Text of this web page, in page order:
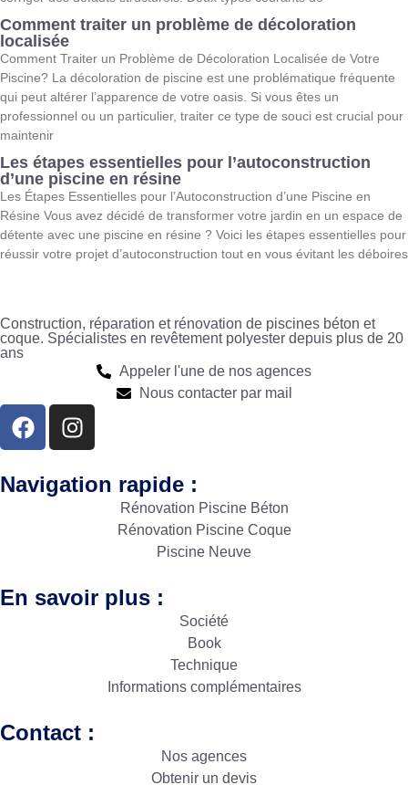
Comment traiter un problème de décoloration
localisée
Comment Traiter un Problème de Décoloration Localisée de Votre
Piscine? La décoloration de piscine est une problématique fréquente
qui peut altérer l’apparence de votre oasis. Si vous êtes un
professionnel ou un particulier, traiter ce type de souci est crucial pour
maintenir
Les étapes essentielles pour l’autoconstruction
d’une piscine en résine
Les Étapes Essentielles pour l’Autoconstruction d’une Piscine en
Résine Vous avez décidé de transformer votre jardin en un espace de
détente avec une piscine en résine ? Voici les étapes essentielles pour
réussir votre projet d’autoconstruction tout en vous évitant les déboires
Construction, réparation et rénovation de piscines béton et
coque. Spécialistes en revêtement polyester depuis plus de 20
ans
Appeler l'une de nos agences
Nous contacter par mail
Navigation rapide :
Rénovation Piscine Béton
Rénovation Piscine Coque
Piscine Neuve
En savoir plus :
Société
Book
Technique
Informations complémentaires
Contact :
Nos agences
Obtenir un devis